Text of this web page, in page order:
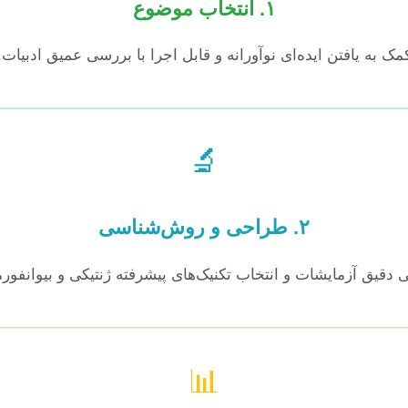
۱. انتخاب موضوع
به یافتن ایده‌ای نوآورانه و قابل اجرا با بررسی عمیق
🔬
۲. طراحی و روش‌شناسی
دقیق آزمایشات و انتخاب تکنیک‌های پیشرفته ژنتیکی و
📊